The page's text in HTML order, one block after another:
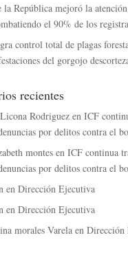
la República mejoró la
el 90% de los
control total de plagas
del gorgojo
recientes
Rodriguezen ICF
por delitos contra el
montesen ICF continua
por delitos contra el
en Dirección Ejecutiva
en Dirección Ejecutiva
morales Varelaen Dirección